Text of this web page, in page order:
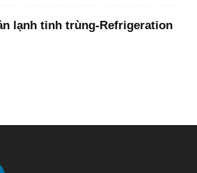
lạnh tinh trùng-Refrigeration